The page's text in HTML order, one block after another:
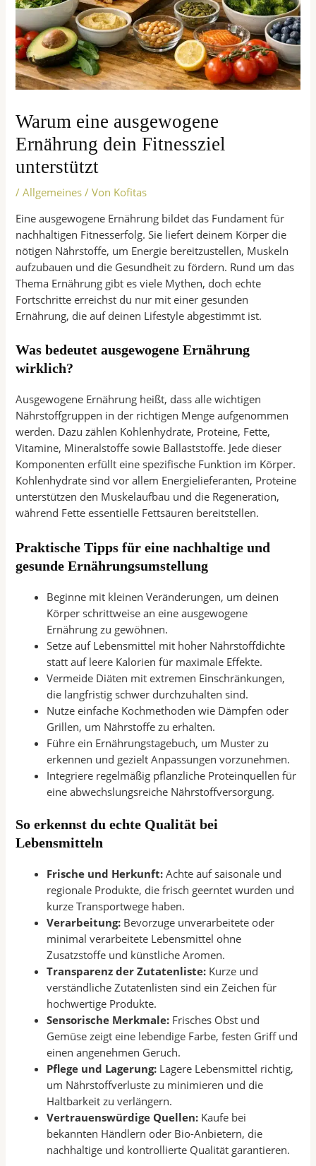
Warum eine ausgewogene
Ernährung dein Fitnessziel
unterstützt
/Allgemeines / Von Kofitas
Eine ausgewogene Ernährung bildet das Fundament für
nachhaltigen Fitnesserfolg. Sie liefert deinem Körper die
nötigen Nährstoffe, um Energie bereitzustellen, Muskeln
aufzubauen und die Gesundheit zu fördern. Rund um das
Thema Ernährung gibt es viele Mythen, doch echte
Fortschritte erreichst du nur mit einer gesunden
Ernährung, die auf deinen Lifestyle abgestimmt ist.
Was bedeutet ausgewogene Ernährung
wirklich?
Ausgewogene Ernährung heißt, dass alle wichtigen
Nährstoffgruppen in der richtigen Menge aufgenommen
werden. Dazu zählen Kohlenhydrate, Proteine, Fette,
Vitamine, Mineralstoffe sowie Ballaststoffe. Jede dieser
Komponenten erfüllt eine spezifische Funktion im Körper.
Kohlenhydrate sind vor allem Energielieferanten, Proteine
unterstützen den Muskelaufbau und die Regeneration,
während Fette essentielle Fettsäuren bereitstellen.
Praktische Tipps für eine nachhaltige und
gesunde Ernährungsumstellung
Beginne mit kleinen Veränderungen, um deinen
Körper schrittweise an eine ausgewogene
Ernährung zu gewöhnen.
Setze auf Lebensmittel mit hoher Nährstoffdichte
statt auf leere Kalorien für maximale Effekte.
Vermeide Diäten mit extremen Einschränkungen,
die langfristig schwer durchzuhalten sind.
Nutze einfache Kochmethoden wie Dämpfen oder
Grillen, um Nährstoffe zu erhalten.
Führe ein Ernährungstagebuch, um Muster zu
erkennen und gezielt Anpassungen vorzunehmen.
Integriere regelmäßig pflanzliche Proteinquellen für
eine abwechslungsreiche Nährstoffversorgung.
So erkennst du echte Qualität bei
Lebensmitteln
Frische und Herkunft: Achte auf saisonale und
regionale Produkte, die frisch geerntet wurden und
kurze Transportwege haben.
Verarbeitung: Bevorzuge unverarbeitete oder
minimal verarbeitete Lebensmittel ohne
Zusatzstoffe und künstliche Aromen.
Transparenz der Zutatenliste: Kurze und
verständliche Zutatenlisten sind ein Zeichen für
hochwertige Produkte.
Sensorische Merkmale: Frisches Obst und
Gemüse zeigt eine lebendige Farbe, festen Griff und
einen angenehmen Geruch.
Pflege und Lagerung: Lagere Lebensmittel richtig,
um Nährstoffverluste zu minimieren und die
Haltbarkeit zu verlängern.
Vertrauenswürdige Quellen: Kaufe bei
bekannten Händlern oder Bio-Anbietern, die
nachhaltige und kontrollierte Qualität garantieren.